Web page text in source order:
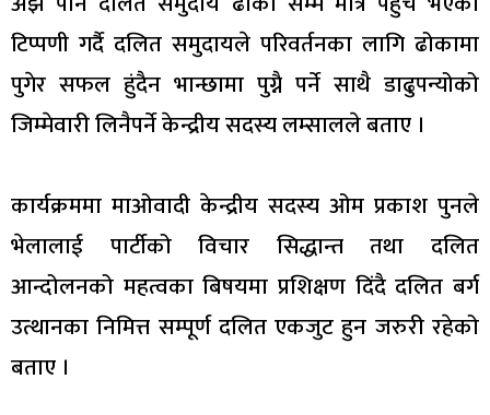
टिप्पणी गर्दै दलित समुदायले परिवर्तनका लागि ढोकामा
पुगेर सफल हुंदैन भान्छामा पुग्नै पर्ने साथै डाढुपन्योको
जिम्मेवारी लिनैपर्ने केन्द्रीय सदस्य लम्सालले बताए ।
कार्यक्रममा माओवादी केन्द्रीय सदस्य ओम प्रकाश पुनले
भेलालाई पार्टीको विचार सिद्धान्त तथा दलित
आन्दोलनको महत्वका बिषयमा प्रशिक्षण दिंदै दलित बर्ग
उत्थानका निमित्त सम्पूर्ण दलित एकजुट हुन जरुरी रहेको
बताए ।